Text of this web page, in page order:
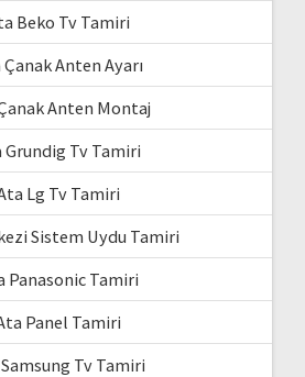
Beko Tv Tamiri
Anten Ayarı
Anten Montaj
Grundig Tv Tamiri
Lg Tv Tamiri
Sistem Uydu Tamiri
Panasonic Tamiri
Panel Tamiri
Tv Tamiri